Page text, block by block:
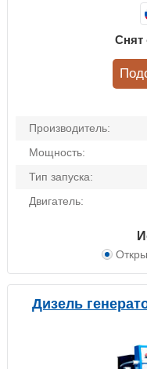
Производитель:
Мощность:
Тип запуска:
Двигатель:
Снят
Дизель